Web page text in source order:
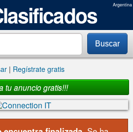
Argentina
Buscar
| Regístrate gratis
tu anuncio gratis!!!